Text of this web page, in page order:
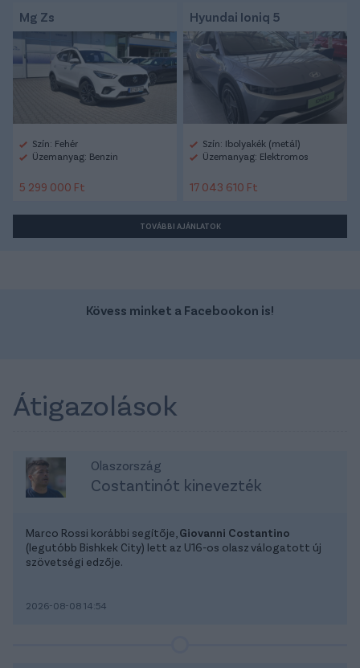
Mg Zs
Szín: Fehér
Üzemanyag: Benzin
5 299 000 Ft
Hyundai Ioniq 5
Szín: Ibolyakék (metál)
Üzemanyag: Elektromos
17 043 610 Ft
TOVÁBBI AJÁNLATOK
Kövess minket a Facebookon is!
Átigazolások
Olaszország
Costantinót kinevezték
Marco Rossi korábbi segítője, Giovanni Costantino
(legutóbb Bishkek City) lett az U16-os olasz válogatott új
szövetségi edzője.
2026-08-08 14:54